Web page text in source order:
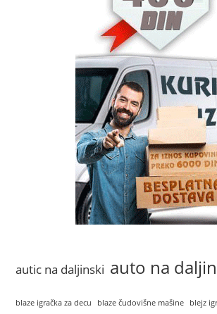
autic na daljinski auto na
blaze igračka za decu blaze čudovišne mašine blejz